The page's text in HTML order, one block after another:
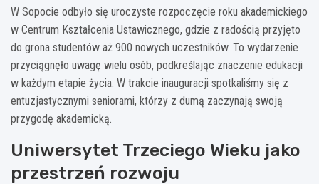
W Sopocie odbyło się uroczyste rozpoczęcie roku akademickiego
w Centrum Kształcenia Ustawicznego, gdzie z radością przyjęto
do grona studentów aż 900 nowych uczestników. To wydarzenie
przyciągnęło uwagę wielu osób, podkreślając znaczenie edukacji
w każdym etapie życia. W trakcie inauguracji spotkaliśmy się z
entuzjastycznymi seniorami, którzy z dumą zaczynają swoją
przygodę akademicką.
Uniwersytet Trzeciego Wieku jako
przestrzeń rozwoju